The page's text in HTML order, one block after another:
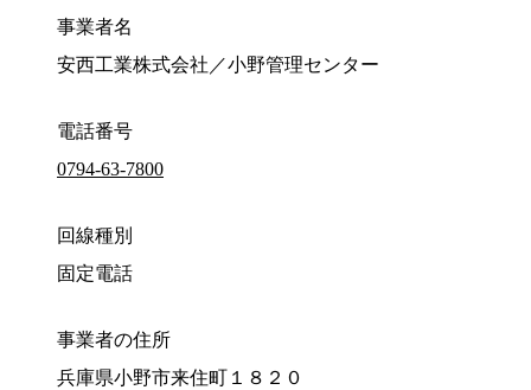
事業者名
安西工業株式会社／小野管理センター
電話番号
0794-63-7800
回線種別
固定電話
事業者の住所
兵庫県小野市来住町１８２０